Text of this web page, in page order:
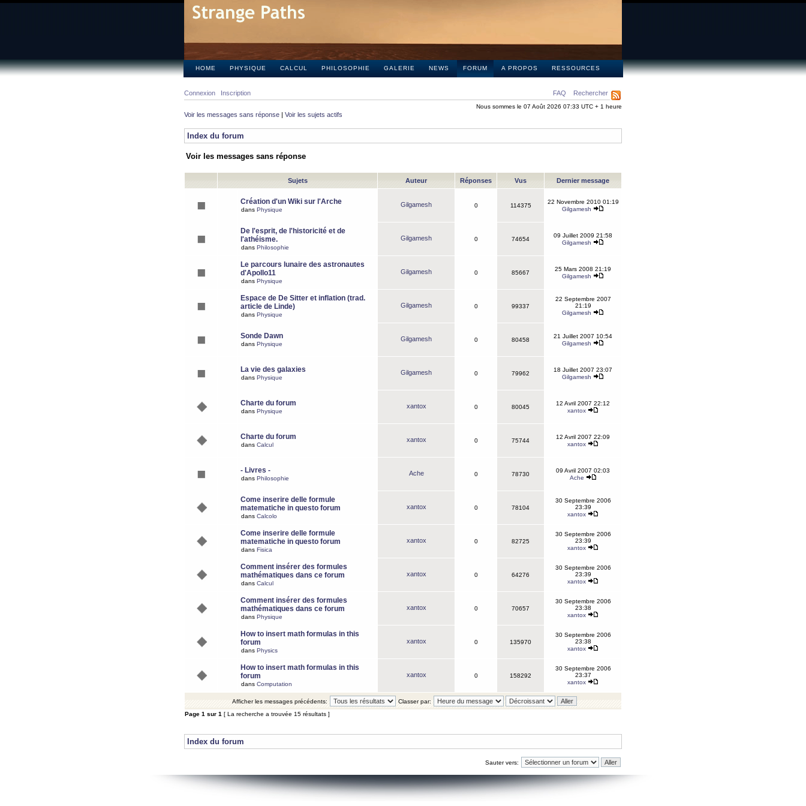
HOME PHYSIQUE CALCUL PHILOSOPHIE GALERIE NEWS FORUM A PROPOS RESSOURCES
FAQ Rechercher
Connexion Inscription
Nous sommes le 07 Août 2026 07:33 UTC + 1 heure
Voir les messages sans réponse | Voir les sujets actifs
Index du forum
Voir les messages sans réponse
Sujets Auteur Réponses Vus Dernier message
Création d'un Wiki sur l'Arche
dans Physique
Gilgamesh 0 114375
22 Novembre 2010 01:19
Gilgamesh
De l'esprit, de l'historicité et de
l'athéisme.
dans Philosophie
Gilgamesh 0 74654
09 Juillet 2009 21:58
Gilgamesh
Le parcours lunaire des astronautes
d'Apollo11
dans Physique
Gilgamesh 0 85667
25 Mars 2008 21:19
Gilgamesh
Espace de De Sitter et inflation (trad.
article de Linde)
dans Physique
Gilgamesh 0 99337
22 Septembre 2007
21:19
Gilgamesh
Sonde Dawn
dans Physique
Gilgamesh 0 80458
21 Juillet 2007 10:54
Gilgamesh
La vie des galaxies
dans Physique
Gilgamesh 0 79962
18 Juillet 2007 23:07
Gilgamesh
Charte du forum
dans Physique
xantox 0 80045
12 Avril 2007 22:12
xantox
Charte du forum
dans Calcul
xantox 0 75744
12 Avril 2007 22:09
xantox
- Livres -
dans Philosophie
Ache 0 78730
09 Avril 2007 02:03
Ache
Come inserire delle formule
matematiche in questo forum
dans Calcolo
xantox 0 78104
30 Septembre 2006
23:39
xantox
Come inserire delle formule
matematiche in questo forum
dans Fisica
xantox 0 82725
30 Septembre 2006
23:39
xantox
Comment insérer des formules
mathématiques dans ce forum
dans Calcul
xantox 0 64276
30 Septembre 2006
23:39
xantox
Comment insérer des formules
mathématiques dans ce forum
dans Physique
xantox 0 70657
30 Septembre 2006
23:38
xantox
How to insert math formulas in this
forum
dans Physics
xantox 0 135970
30 Septembre 2006
23:38
xantox
How to insert math formulas in this
forum
dans Computation
xantox 0 158292
30 Septembre 2006
23:37
xantox
Afficher les messages précédents:
Classer par:
Page 1 sur 1 [ La recherche a trouvée 15 résultats ]
Index du forum
Sauter vers: